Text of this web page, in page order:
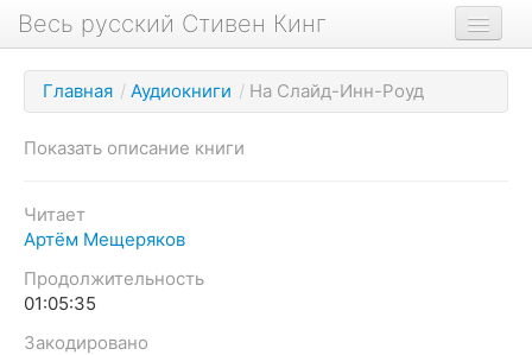
Весь русский Стивен Кинг
Книги
Фильмы
Аудиокниги
Новости Кинга
Биография
О проекте
Главная / Аудиокниги / На Слайд-Инн-Роуд
Показать описание книги
Читает
Артём Мещеряков
Продолжительность
01:05:35
Закодировано